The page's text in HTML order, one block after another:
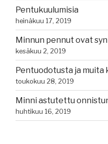
Pentukuulumisia
heinäkuu 17, 2019
Minnun pennut ovat
kesäkuu 2, 2019
Pentuodotusta ja muita
toukokuu 28, 2019
Minni astutettu
huhtikuu 16, 2019